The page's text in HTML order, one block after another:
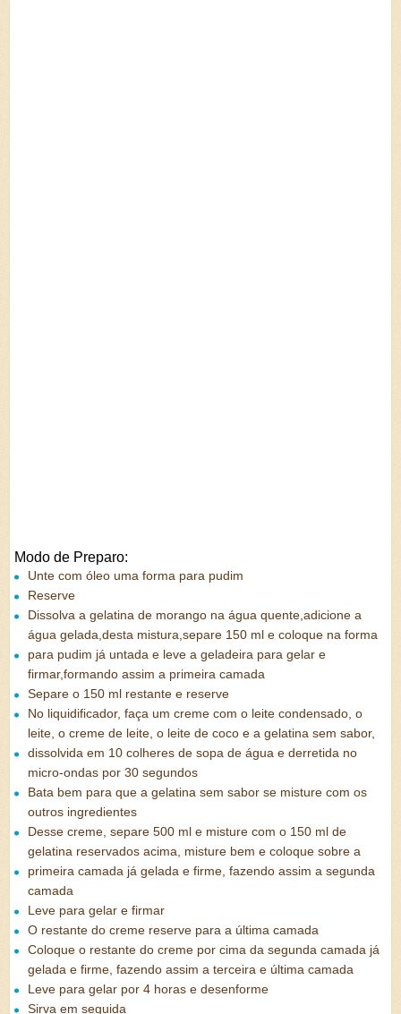
Modo de Preparo:
Unte com óleo uma forma para pudim
Reserve
Dissolva a gelatina de morango na água quente,adicione a
água gelada,desta mistura,separe 150 ml e coloque na forma
para pudim já untada e leve a geladeira para gelar e
firmar,formando assim a primeira camada
Separe o 150 ml restante e reserve
No liquidificador, faça um creme com o leite condensado, o
leite, o creme de leite, o leite de coco e a gelatina sem sabor,
dissolvida em 10 colheres de sopa de água e derretida no
micro-ondas por 30 segundos
Bata bem para que a gelatina sem sabor se misture com os
outros ingredientes
Desse creme, separe 500 ml e misture com o 150 ml de
gelatina reservados acima, misture bem e coloque sobre a
primeira camada já gelada e firme, fazendo assim a segunda
camada
Leve para gelar e firmar
O restante do creme reserve para a última camada
Coloque o restante do creme por cima da segunda camada já
gelada e firme, fazendo assim a terceira e última camada
Leve para gelar por 4 horas e desenforme
Sirva em seguida